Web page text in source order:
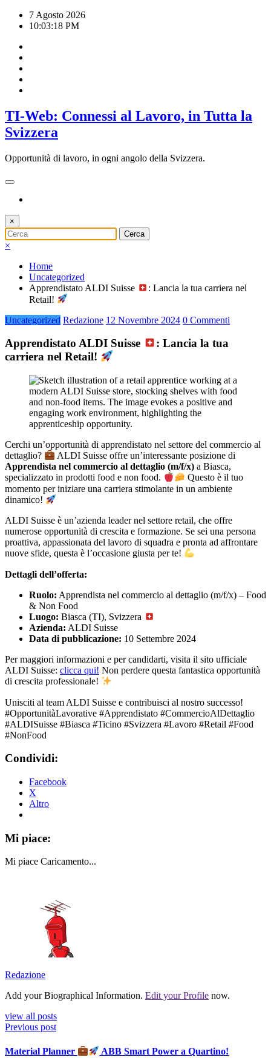
7 Agosto 2026
10:03:19 PM
TI-Web: Connessi al Lavoro, in Tutta la
Svizzera
Opportunità di lavoro, in ogni angolo della Svizzera.
×
×
Home
Uncategorized
Apprendistato ALDI Suisse
: Lancia la tua carriera nel
Retail!
Uncategorized Redazione 12 Novembre 2024 0 Commenti
Apprendistato ALDI Suisse
: Lancia la tua
carriera nel Retail!
Cerchi un’opportunità di apprendistato nel settore del commercio al
dettaglio?
ALDI Suisse offre un’interessante posizione di
Apprendista nel commercio al dettaglio (m/f/x) a Biasca,
specializzato in prodotti food e non food.
Questo è il tuo
momento per iniziare una carriera stimolante in un ambiente
dinamico!
ALDI Suisse è un’azienda leader nel settore retail, che offre
numerose opportunità di crescita e formazione. Se sei una persona
proattiva, appassionata del lavoro di squadra e pronta ad affrontare
nuove sfide, questa è l’occasione giusta per te!
Dettagli dell’offerta:
Ruolo: Apprendista nel commercio al dettaglio (m/f/x) – Food
& Non Food
Luogo: Biasca (TI), Svizzera
Azienda: ALDI Suisse
Data di pubblicazione: 10 Settembre 2024
Per maggiori informazioni e per candidarti, visita il sito ufficiale
ALDI Suisse: clicca qui! Non perdere questa fantastica opportunità
di crescita professionale!
Unisciti al team ALDI Suisse e contribuisci al nostro successo!
#OpportunitàLavorative #Apprendistato #CommercioAlDettaglio
#ALDISuisse #Biasca #Ticino #Svizzera #Lavoro #Retail #Food
#NonFood
Condividi:
Facebook
X
Altro
Mi piace:
Mi piace Caricamento...
Redazione
Add your Biographical Information. Edit your Profile now.
view all posts
Previous post
Material Planner ABB Smart Power a Quartino!